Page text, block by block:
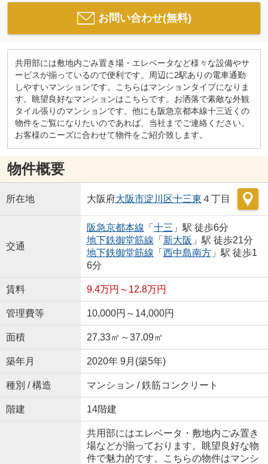
お問い合わせ(無料)
共用部には敷地内ごみ置き場・エレベータなど様々な設備やサ
ービスが揃っているので便利です。周辺に2駅ありの電車通勤
しやすいマンションです。こちらはマンションタイプになりま
す。眺望良好なマンションはこちらです。お洒落で素敵な外観
タイル張りのマンションです。他にも阪急京都本線十三近くの
物件をご覧になりたいのであれば、当社までご連絡ください。
お客様のニーズに合わせて物件をご紹介致します。
物件概要
所在地 大阪府大阪市淀川区十三東 ４丁目
交通
阪急京都本線 「 十三 」駅 徒歩6分
地下鉄御堂筋線 「 新大阪 」駅 徒歩21分
地下鉄御堂筋線 「 西中島南方」駅 徒歩1
6分
賃料 9.4万円～12.8万円
管理費等 10,000円～14,000円
面積 27.33㎡～37.09㎡
築年月 2020年 9月(築5年)
種別 / 構造 マンション / 鉄筋コンクリート
階建 14階建
共用部にはエレベータ・敷地内ごみ置き
場などが揃っております。眺望良好な物
件で魅力的です。こちらの物件はマンシ